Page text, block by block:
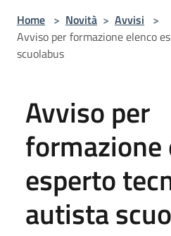
Home > Novità > Avvisi >
Avviso per formazione elenco
scuolabus
Avviso per
formazione
esperto
autista